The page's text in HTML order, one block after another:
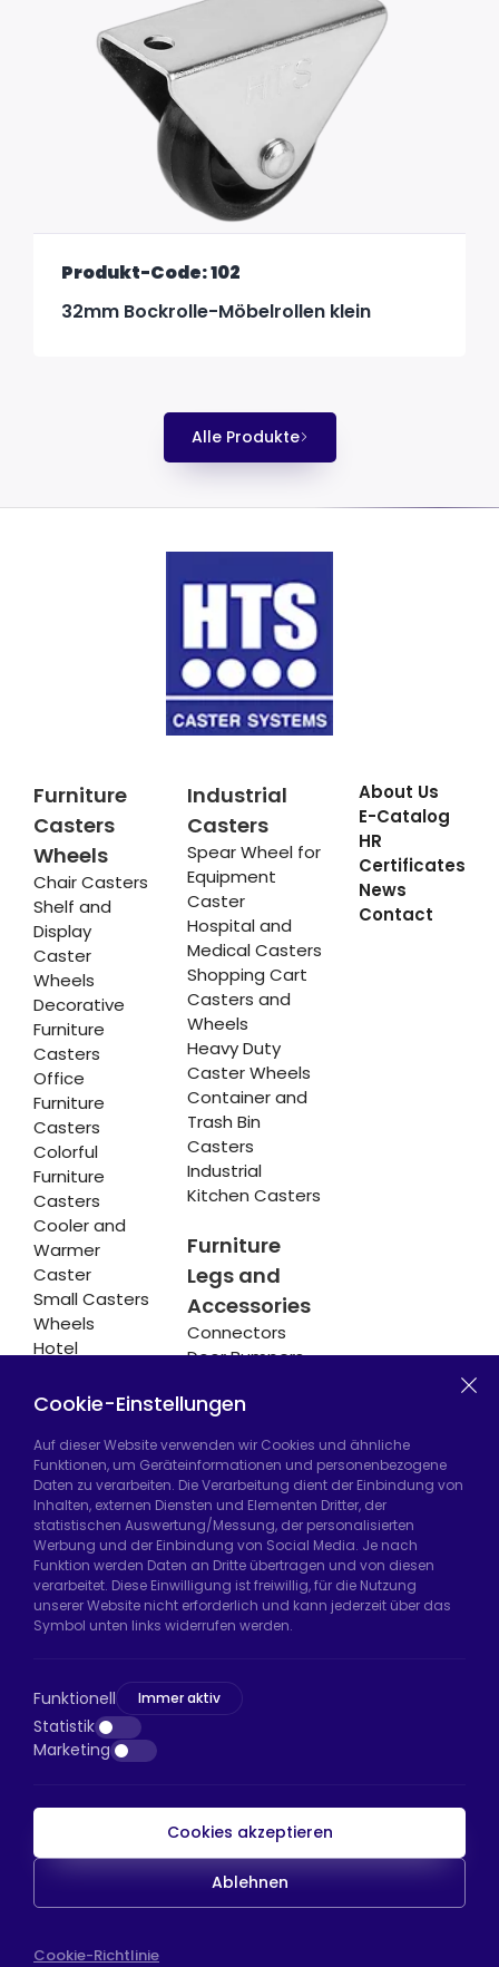
Produkt-Code: 102
32mm Bockrolle-Möbelrollen klein
Alle Produkte
Furniture
Casters
Wheels
Chair Casters
Shelf and
Display
Caster
Wheels
Decorative
Furniture
Casters
Office
Furniture
Casters
Colorful
Furniture
Casters
Cooler and
Warmer
Caster
Small Casters
Wheels
Hotel
Casters
Industrial
Casters
Spear Wheel for
Equipment
Caster
Hospital and
Medical Casters
Shopping Cart
Casters and
Wheels
Heavy Duty
Caster Wheels
Container and
Trash Bin
Casters
Industrial
Kitchen Casters
Furniture
Legs and
Accessories
Connectors
Door Bumpers
About Us
E-Catalog
HR
Certificates
News
Contact
Hadımköy Fabrik:Atatürk Sanayi Bölgesi,
Uzunçayır Caddesi, No:11 Hadımköy, 34555
Arnavutköy/İstanbul
Telefon: +90 212 640 66 46
E-Mail: export@htsteker.com
D:a, 34045 Bayrampaşa/İstanbul
Telefon:+90 530 044 64 87
E-Mail: info@htsteker.com
HTS-Zahlung
Cookie-Einstellungen
Auf dieser Website verwenden wir Cookies und ähnliche
Funktionen, um Geräteinformationen und personenbezogene
Daten zu verarbeiten. Die Verarbeitung dient der Einbindung von
Inhalten, externen Diensten und Elementen Dritter, der
statistischen Auswertung/Messung, der personalisierten
Werbung und der Einbindung von Social Media. Je nach
Funktion werden Daten an Dritte übertragen und von diesen
verarbeitet. Diese Einwilligung ist freiwillig, für die Nutzung
unserer Website nicht erforderlich und kann jederzeit über das
Symbol unten links widerrufen werden.
Funktionell Immer aktiv
Statistik
Marketing
Cookies akzeptieren
Ablehnen
Cookie-Richtlinie